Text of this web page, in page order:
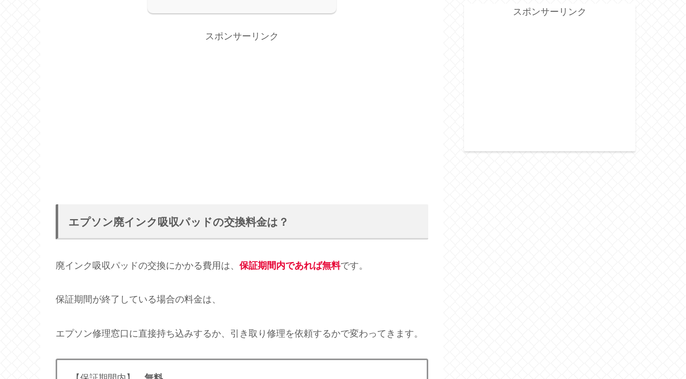
スポンサーリンク
エプソン廃インク吸収パッドの交換料金は？
廃インク吸収パッドの交換にかかる費用は、 保証期間内であれば無料です。
保証期間が終了している場合の料金は、
エプソン修理窓口に直接持ち込みするか、引き取り修理を依頼するかで変わってきます。
スポンサーリンク